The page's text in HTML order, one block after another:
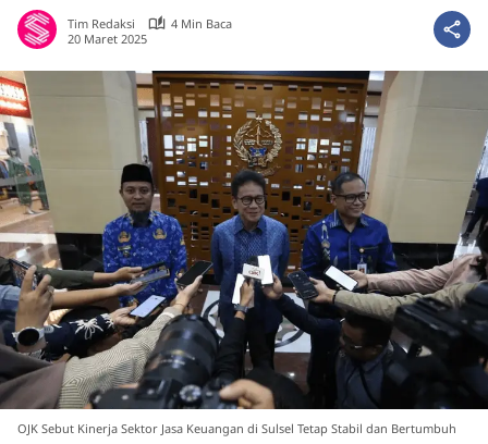
Tim Redaksi
4 Min Baca
20 Maret 2025
OJK Sebut Kinerja Sektor Jasa Keuangan di Sulsel Tetap Stabil dan Bertumbuh